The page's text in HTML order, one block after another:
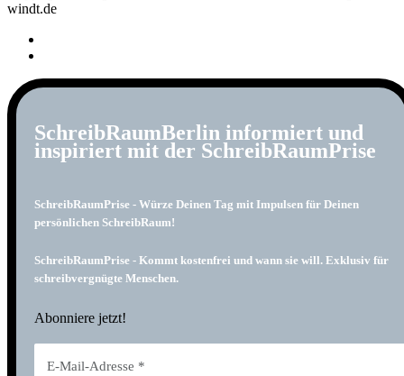
windt.de
SchreibRaumBerlin informiert und
inspiriert mit der SchreibRaumPrise
SchreibRaumPrise - Würze Deinen Tag mit Impulsen für Deinen
persönlichen SchreibRaum!
SchreibRaumPrise - Kommt kostenfrei und wann sie will. Exklusiv für
schreibvergnügte Menschen.
Abonniere jetzt!